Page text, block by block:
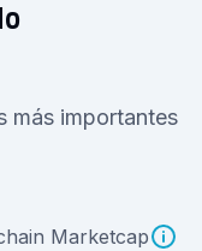
más importantes
Marketcap